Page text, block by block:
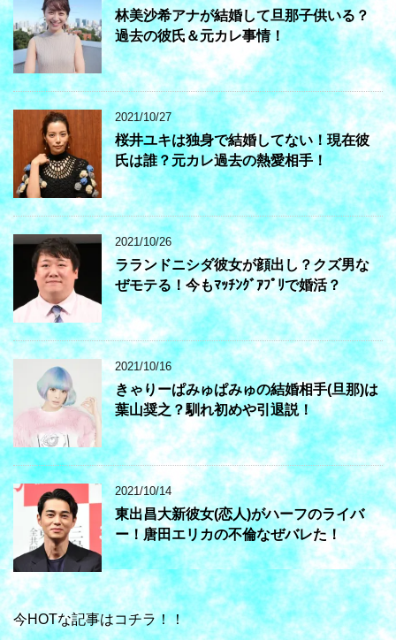
林美沙希アナが結婚して旦那子供いる？
過去の彼氏＆元カレ事情！
2021/10/27
桜井ユキは独身で結婚してない！現在彼
氏は誰？元カレ過去の熱愛相手！
2021/10/26
ラランドニシダ彼女が顔出し？クズ男な
ぜモテる！今もﾏｯﾁﾝｸﾞｱﾌﾟﾘで婚活？
2021/10/16
きゃりーぱみゅぱみゅの結婚相手(旦那)は
葉山奨之？馴れ初めや引退説！
2021/10/14
東出昌大新彼女(恋人)がハーフのライバ
ー！唐田エリカの不倫なぜバレた！
今HOTな記事はコチラ！！